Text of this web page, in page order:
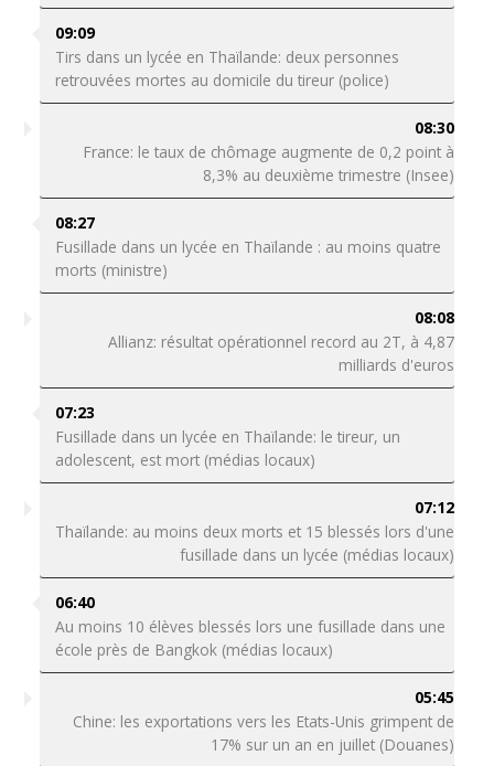
09:09
Tirs dans un lycée en Thaïlande: deux personnes
retrouvées mortes au domicile du tireur (police)
08:30
France: le taux de chômage augmente de 0,2 point à
8,3% au deuxième trimestre (Insee)
08:27
Fusillade dans un lycée en Thaïlande : au moins quatre
morts (ministre)
08:08
Allianz: résultat opérationnel record au 2T, à 4,87
milliards d'euros
07:23
Fusillade dans un lycée en Thaïlande: le tireur, un
adolescent, est mort (médias locaux)
07:12
Thaïlande: au moins deux morts et 15 blessés lors d'une
fusillade dans un lycée (médias locaux)
06:40
Au moins 10 élèves blessés lors une fusillade dans une
école près de Bangkok (médias locaux)
05:45
Chine: les exportations vers les Etats-Unis grimpent de
17% sur un an en juillet (Douanes)